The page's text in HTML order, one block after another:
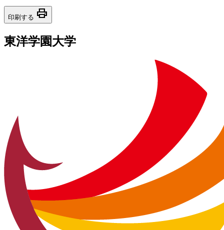
印刷する print
東洋学園大学